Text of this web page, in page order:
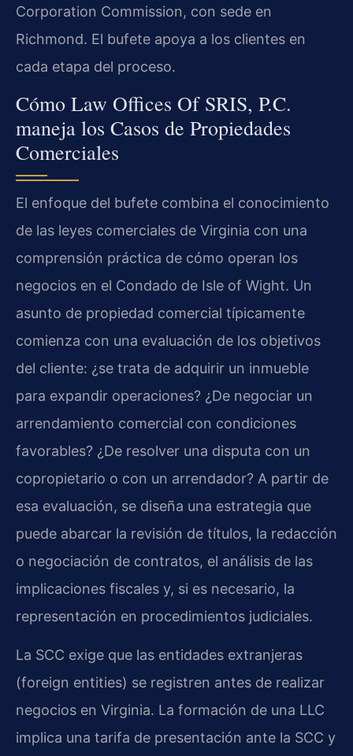
Corporation Commission, con sede en
Richmond. El bufete apoya a los clientes en
cada etapa del proceso.
Cómo Law Offices Of SRIS, P.C.
maneja los Casos de Propiedades
Comerciales
El enfoque del bufete combina el conocimiento
de las leyes comerciales de Virginia con una
comprensión práctica de cómo operan los
negocios en el Condado de Isle of Wight. Un
asunto de propiedad comercial típicamente
comienza con una evaluación de los objetivos
del cliente: ¿se trata de adquirir un inmueble
para expandir operaciones? ¿De negociar un
arrendamiento comercial con condiciones
favorables? ¿De resolver una disputa con un
copropietario o con un arrendador? A partir de
esa evaluación, se diseña una estrategia que
puede abarcar la revisión de títulos, la redacción
o negociación de contratos, el análisis de las
implicaciones fiscales y, si es necesario, la
representación en procedimientos judiciales.
La SCC exige que las entidades extranjeras
(foreign entities) se registren antes de realizar
negocios en Virginia. La formación de una LLC
implica una tarifa de presentación ante la SCC y